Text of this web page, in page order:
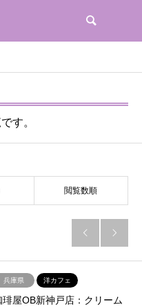
す。
閲覧数順
 
兵庫県 洋カフェ
琲屋OB新神戸店：クリーム